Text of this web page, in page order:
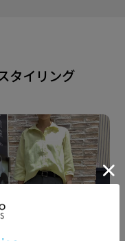
袖 】
けします。
フリーな着心地がく
してくれます。
る一枚。
タイリング